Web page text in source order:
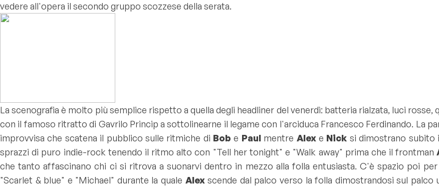
vedere all'opera il secondo gruppo scozzese della serata.
La scenografia è molto più semplice rispetto a quella degli headliner del venerdì: batteria rialzata, luci
con il famoso ritratto di Gavrilo Princip a sottolinearne il legame con l'arciduca Francesco Ferdinando. La
improvvisa che scatena il pubblico sulle ritmiche di Bob e Paulmentre Alexe Nick si dimostrano subito
sprazzi di puro indie-rock tenendo il ritmo alto con "Tell her tonight" e "Walk away" prima che il frontman
che tanto affascinano chi ci si ritrova a suonarvi dentro in mezzo alla folla entusiasta. C'è spazio poi
"Scarlet & blue" e "Michael" durante la quale Alexscende dal palco verso la folla dimostrandosi sul palco